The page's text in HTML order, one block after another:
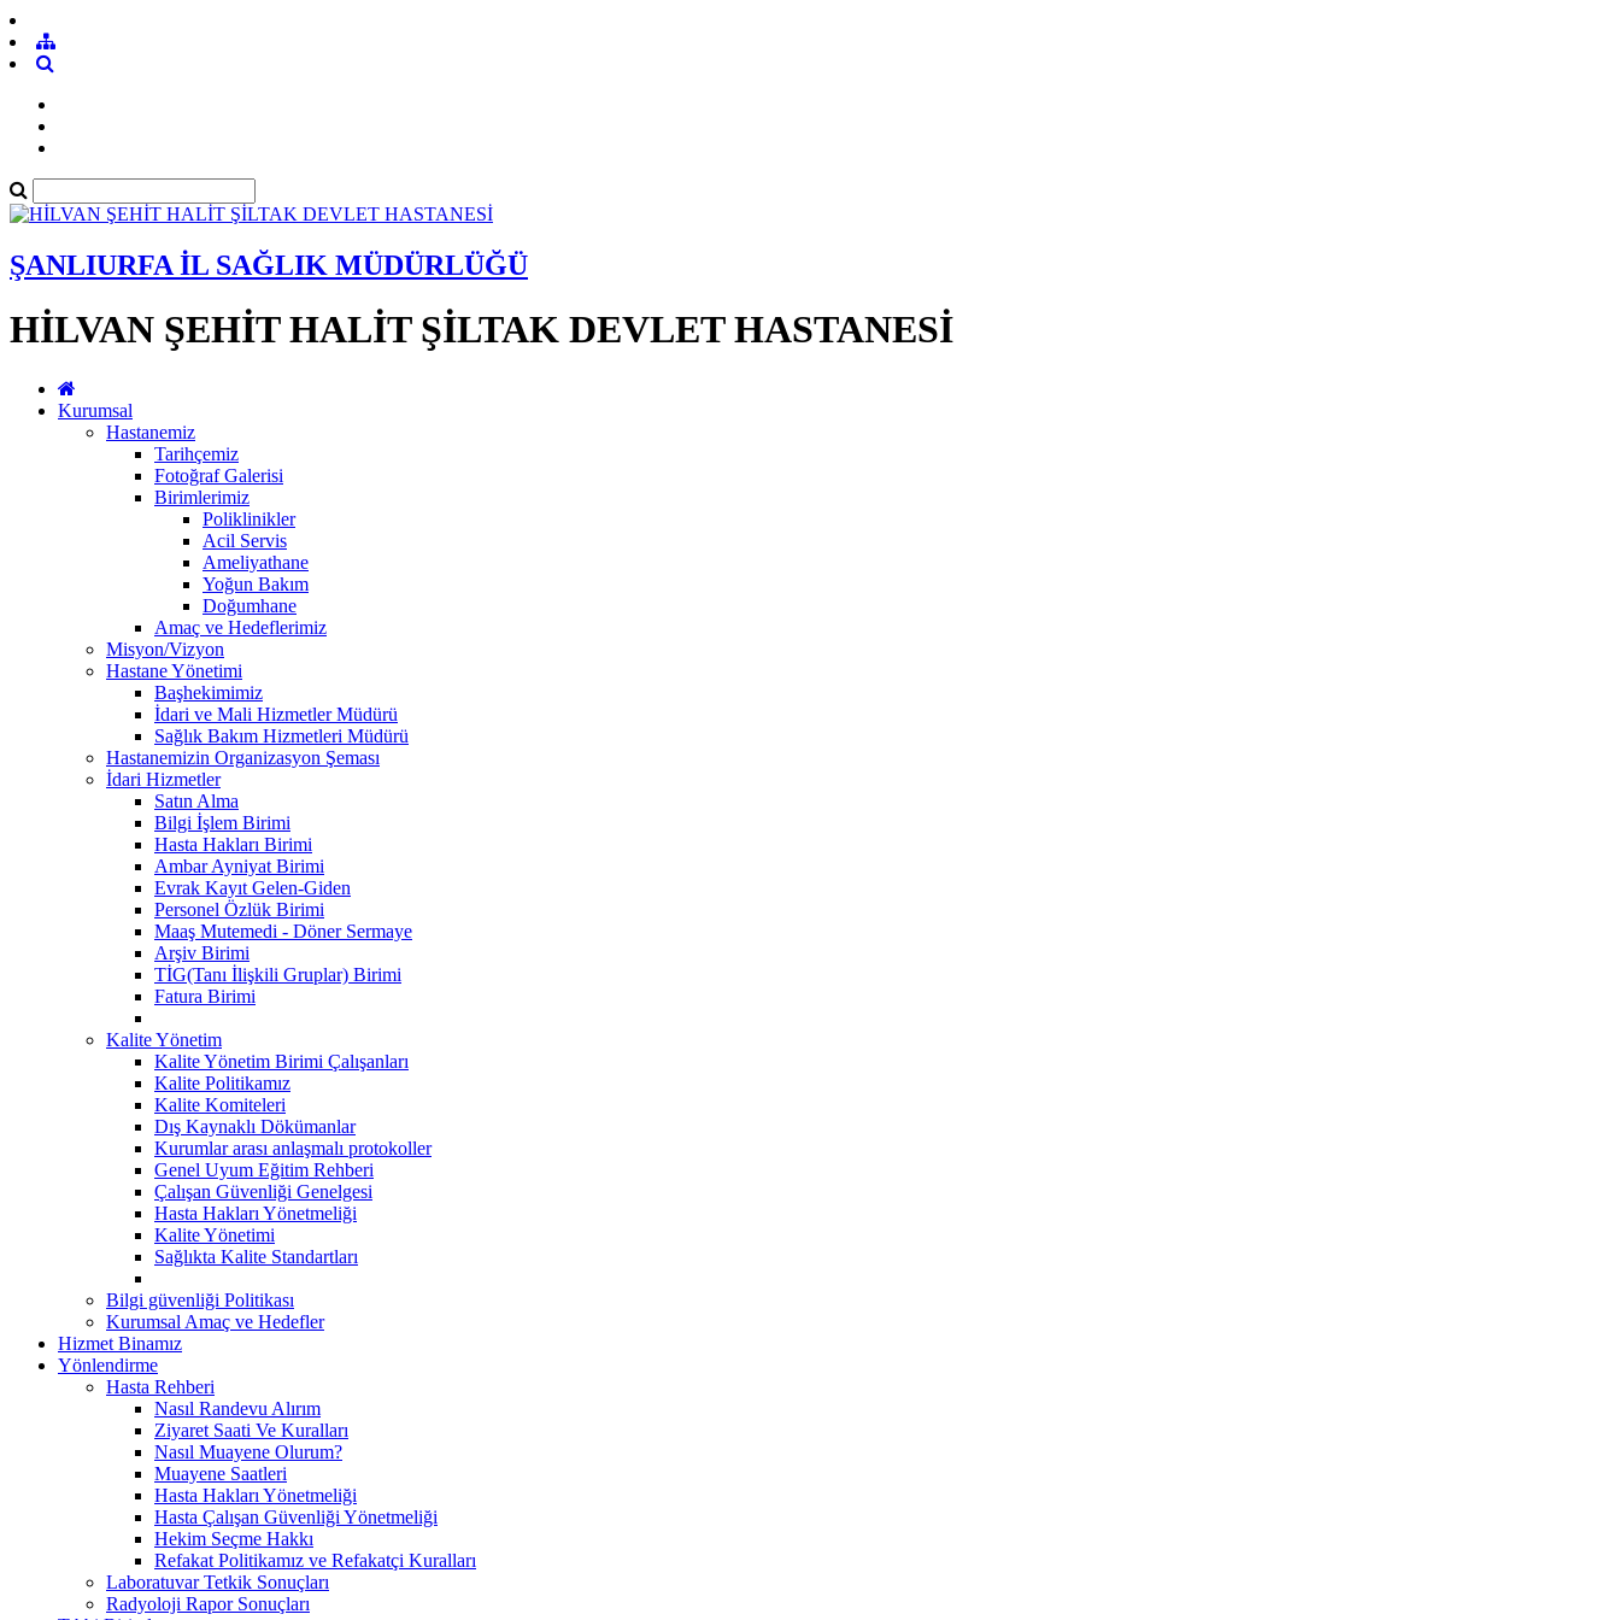
ŞANLIURFA İL SAĞLIK MÜDÜRLÜĞÜ
HİLVAN ŞEHİT HALİT ŞİLTAK DEVLET HASTANESİ
Kurumsal
Hastanemiz
Tarihçemiz
Fotoğraf Galerisi
Birimlerimiz
Poliklinikler
Acil Servis
Ameliyathane
Yoğun Bakım
Doğumhane
Amaç ve Hedeflerimiz
Misyon/Vizyon
Hastane Yönetimi
Başhekimimiz
İdari ve Mali Hizmetler Müdürü
Sağlık Bakım Hizmetleri Müdürü
Hastanemizin Organizasyon Şeması
İdari Hizmetler
Satın Alma
Bilgi İşlem Birimi
Hasta Hakları Birimi
Ambar Ayniyat Birimi
Evrak Kayıt Gelen-Giden
Personel Özlük Birimi
Maaş Mutemedi - Döner Sermaye
Arşiv Birimi
TİG(Tanı İlişkili Gruplar) Birimi
Fatura Birimi
Kalite Yönetim
Kalite Yönetim Birimi Çalışanları
Kalite Politikamız
Kalite Komiteleri
Dış Kaynaklı Dökümanlar
Kurumlar arası anlaşmalı protokoller
Genel Uyum Eğitim Rehberi
Çalışan Güvenliği Genelgesi
Hasta Hakları Yönetmeliği
Kalite Yönetimi
Sağlıkta Kalite Standartları
Bilgi güvenliği Politikası
Kurumsal Amaç ve Hedefler
Hizmet Binamız
Yönlendirme
Hasta Rehberi
Nasıl Randevu Alırım
Ziyaret Saati Ve Kuralları
Nasıl Muayene Olurum?
Muayene Saatleri
Hasta Hakları Yönetmeliği
Hasta Çalışan Güvenliği Yönetmeliği
Hekim Seçme Hakkı
Refakat Politikamız ve Refakatçi Kuralları
Laboratuvar Tetkik Sonuçları
Radyoloji Rapor Sonuçları